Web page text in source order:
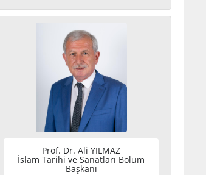
Prof. Dr. Ali YILMAZ
İslam Tarihi ve Sanatları Bölüm
Başkanı